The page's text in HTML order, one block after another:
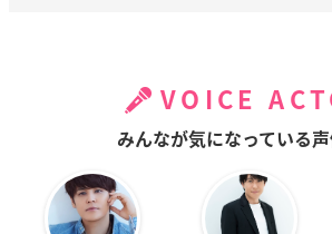
VOICE
みんなが気になっている